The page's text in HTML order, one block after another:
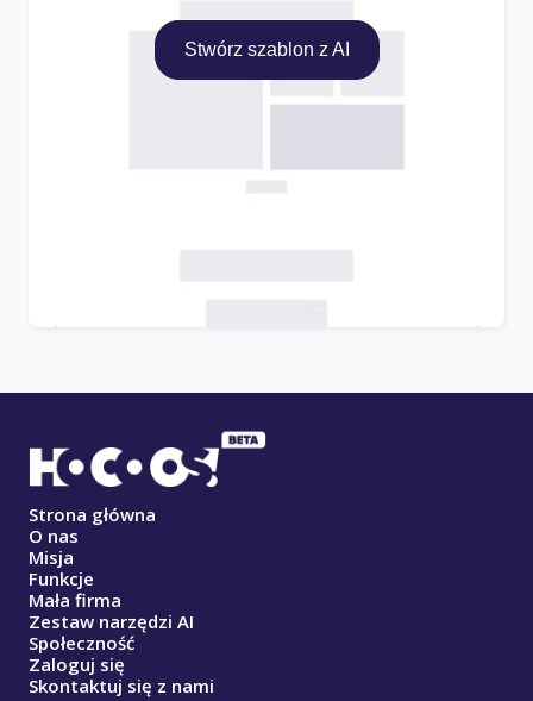
Stwórz szablon z AI
Strona główna
O nas
Misja
Funkcje
Mała firma
Zestaw narzędzi AI
Społeczność
Zaloguj się
Skontaktuj się z nami